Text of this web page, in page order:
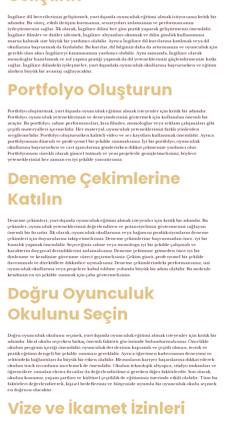
İngilizce dil becerilerinizi geliştirmek, yurt dışında oyunculuk eğitimi almak istiyorsanız kritik bir
adımdır. Bu süreç, etkili iletişim kurmanızı, senaryoları anlamanızı ve performansınızı
iyileştirmenizi sağlar. İlk olarak, İngilizce dilini her gün pratik yaparak geliştirmeniz önemlidir.
İngilizce filmler ve diziler izlemek, İngilizce altyazıları okumak ve dilin günlük kullanımına
maruz kalmak size büyük bir yardımcı olabilir. Ayrıca İngilizce dil kurslarına katılmak veya dil
okullarına başvurmak da faydalıdır. Bu kurslar, dil bilginizi daha da artırmanıza ve oyunculuk için
gerekli olan akıcı İngilizceyi kazanmanıza yardımcı olabilir. Aynı zamanda, İngilizce olarak
monologlar hazırlamak ve rol yapma pratiği yapmak da dil yeteneklerinizi güçlendirmenize katkı
sağlar. İngilizce dilindeki iyileşmeler, yurt dışındaki oyunculuk okullarına başvururken ve eğitim
alırken büyük bir avantaj sağlayacaktır.
Portfolyo Oluşturun
Portfolyo oluşturmak, yurt dışında oyunculuk eğitimi almak isteyenler için kritik bir adımdır.
Portfolyo, oyunculuk yeteneklerinizi ve deneyimlerinizi göstermek için kullanılan önemli bir
araçtır. Bu portfolyo, sahne performansları, kısa filmler, monologlar veya reklam çalışmaları gibi
çeşitli materyalleri içermelidir. Her materyal, oyunculuk yeteneklerinizi farklı yönlerden
sergilemelidir. Portfolyo oluştururken kaliteli video ve ses kayıtları kullanmak önemlidir. Ayrıca
portfolyonuzu düzenli ve profesyonel bir şekilde sunmalısınız. İyi bir portfolyo, oyunculuk
okullarına başvururken ve cast ajanslarına gönderirken dikkat çekmenize yardımcı olur.
Portfolyonuzu sürekli olarak güncel tutmalı ve yeni projelerle genişletmelisiniz, böylece
yeteneklerinizi her zaman en iyi şekilde yansıtırsınız.
Deneme Çekimlerine
Katılın
Deneme çekimleri, yurt dışında oyunculuk eğitimi almak isteyenler için kritik bir adımdır. Bu
çekimler, oyunculuk yeteneklerinizi değerlendiren ve potansiyelinizi göstermenizi sağlayan
önemli bir fırsattır. İlk olarak, oyunculuk okullarının veya bağımsız prodüksiyonların deneme
çekimleri için duyurularını takip etmelisiniz. Deneme çekimlerine başvurmadan önce, iyi bir
hazırlık yapmak önemlidir. Seçeceğiniz sahne veya monologu iyi bir şekilde çalışmalı ve
karakterin duygusal derinliklerini anlamalısınız. Deneme çekimine gitmeden önce iyi bir
dinlenme ve kendinize güvenme süreci geçirmelisiniz. Çekim günü, profesyonel bir şekilde
davranmalı ve direktiflere dikkatlice uymalısınız. Deneme çekimlerindeki performansınız, sizi
oyunculuk okullarına veya projelere kabul edilme yolunda büyük bir adım olabilir. Bu nedenle
kendinizi en iyi şekilde sunmak için çaba göstermelisiniz.
Doğru Oyunculuk
Okulunu Seçin
Doğru oyunculuk okulunu seçmek, yurt dışında oyunculuk eğitimi almak isteyenler için kritik bir
adımdır. İdeal okulu seçerken birkaç önemli faktörü göz önünde bulundurmalısınız. Öncelikle
okulun program içeriği önemlidir; oyunculuk derslerinin kapsamlı ve çeşitli olması, teorik ve
pratik eğitimi dengeli bir şekilde sunması gereklidir. Ayrıca öğretmen kadrosunun deneyimi ve
sektördeki bağlantıları da büyük bir etken olabilir. Mezunların kariyer başarılarına dikkat ederek
okulun track recordunu incelemek de önemlidir. Okulun teknolojik altyapısı, stüdyo imkanları ve
öğrencilere sunulan ekstra fırsatlar da değerlendirilmesi gereken diğer faktörlerdir. Son olarak,
okulun konumu, yaşam şartları ve kültürel çeşitlilik de eğitiminiz üzerinde etkili olabilir. Tüm bu
faktörleri değerlendirerek, kişisel hedefleriniz ve bütçenizle uyumlu bir oyunculuk okulu seçmek
en doğrusu olacaktır.
Vize ve İkamet İzinleri